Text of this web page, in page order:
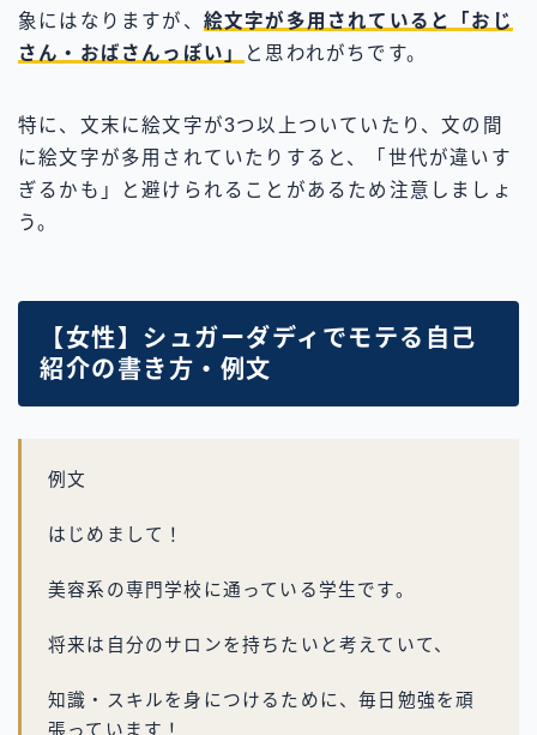
象にはなりますが、 絵文字が多用されていると「おじ
さん・おばさんっぽい」
と思われがちです。
特に、文末に絵文字が3つ以上ついていたり、文の間
に絵文字が多用されていたりすると、「世代が違いす
ぎるかも」と避けられることがあるため注意しましょ
う。
【女性】シュガーダディでモテる自己
紹介の書き方・例文
例文
はじめまして！
美容系の専門学校に通っている学生です。
将来は自分のサロンを持ちたいと考えていて、
知識・スキルを身につけるために、毎日勉強を頑
張っています！